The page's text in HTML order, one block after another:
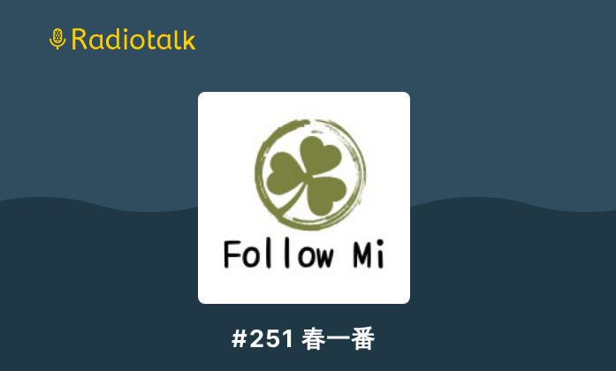
#251 春一番